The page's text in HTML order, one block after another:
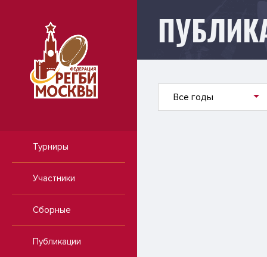
Турниры
Участники
Сборные
Публикации
Публикации
Все годы